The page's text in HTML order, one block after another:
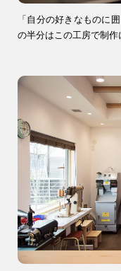
「自分の好きなものに
の半分はこの工房で制作